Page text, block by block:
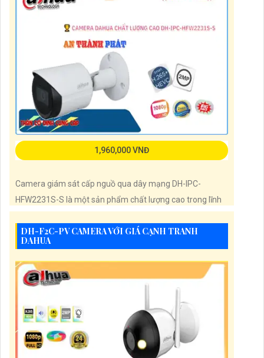
trang bị chống ngược sáng DWDR 120db, giúp
1,960,000 VNĐ
Camera giám sát cấp nguồ qua dây mạng DH-IPC-
HFW2231S-S là một sản phẩm chất lượng cao trong lĩnh
với độ phân giải 2.0 MP, giúp hình ảnh rõ ràng và chi tiết.
Đặc biệt, camera còn có khả năng giám sát ban đêm với
hồng ngoại có tầm nhìn xa
DH-F2C-PV CAMERA VỚI GIÁ CẠNH TRANH
DAHUA